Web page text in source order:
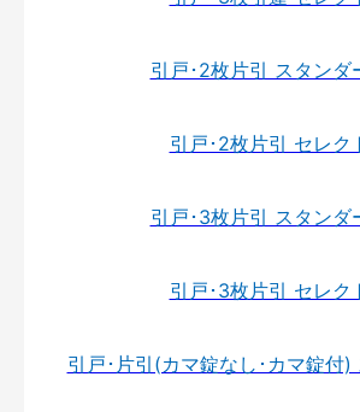
引戸･2枚片引 スタンダ
引戸･2枚片引 セレク
引戸･3枚片引 スタンダ
引戸･3枚片引 セレク
引戸･片引(カマ錠なし･カマ錠付)